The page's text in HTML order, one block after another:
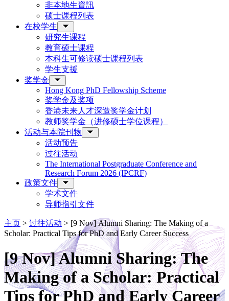
非本地生資訊
硕士课程列表
在校学生
研究生课程
教育硕士课程
本科生可修读硕士课程列表
学生支援
奖学金
Hong Kong PhD Fellowship Scheme
奖学金及奖项
香港未来人才深造奖学金计划
教师奖学金（进修硕士学位课程）
活动与本院刊物
活动预告
过往活动
The International Postgraduate Conference and
Research Forum 2026 (IPCRF)
政策文件
学术文件
导师指引文件
主页 > 过往活动 > [9 Nov] Alumni Sharing: The Making of a
Scholar: Practical Tips for PhD and Early Career Success
[9 Nov] Alumni Sharing: The
Making of a Scholar: Practical
Tips for PhD and Early Career